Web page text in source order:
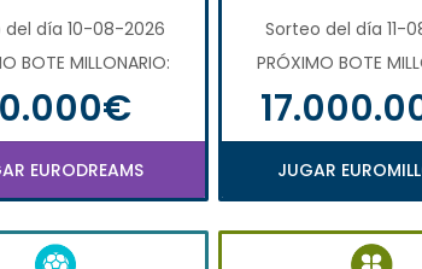
del día 10-08-2026
BOTE MILLONARIO:
EURODREAMS
Sorteo del día 11-
PRÓXIMO BOTE
JUGAR